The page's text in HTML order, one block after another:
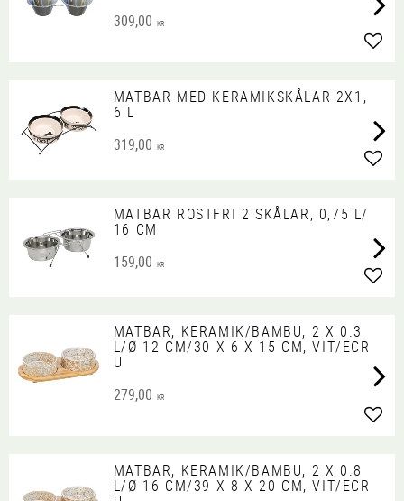
309,00 KR
MATBAR MED KERAMIKSKÅLAR 2X1,
6 L
319,00 KR
MATBAR ROSTFRI 2 SKÅLAR, 0,75 L/
16 CM
159,00 KR
MATBAR, KERAMIK/BAMBU, 2 X 0.3
L/Ø 12 CM/30 X 6 X 15 CM, VIT/ECR
U
279,00 KR
MATBAR, KERAMIK/BAMBU, 2 X 0.8
L/Ø 16 CM/39 X 8 X 20 CM, VIT/ECR